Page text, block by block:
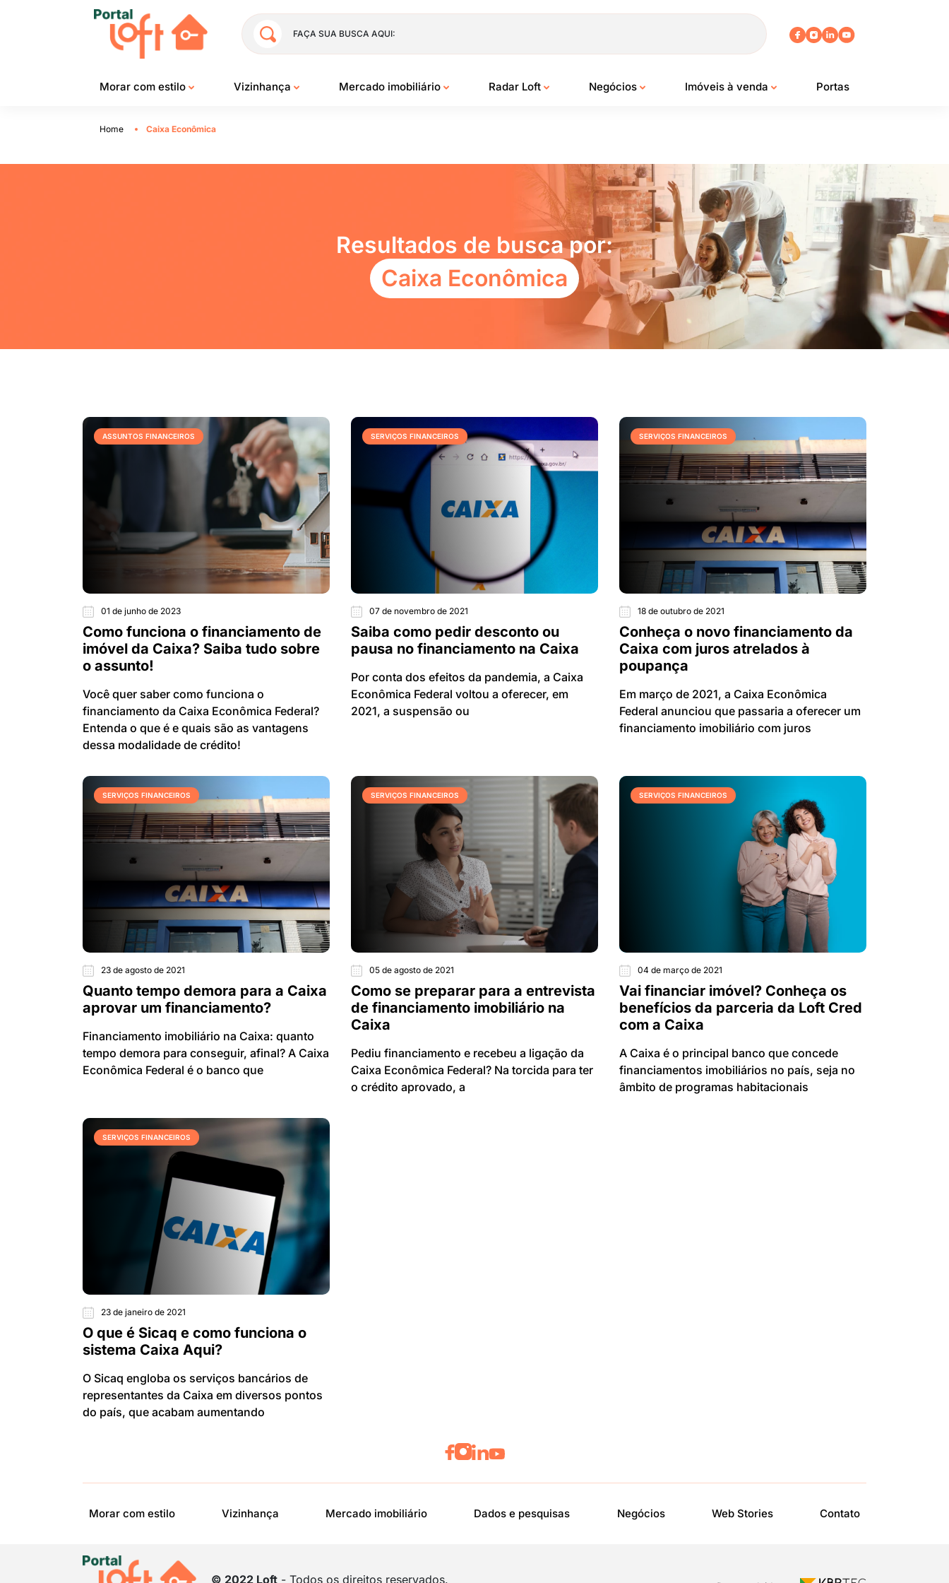
FAÇA SUA BUSCA AQUI:
Morar com estilo Vizinhança Mercado imobiliário Radar Loft Negócios Imóveis à venda Portas
Home Caixa Econômica
Resultados de busca por:
Caixa Econômica
ASSUNTOS FINANCEIROS
01 de junho de 2023
Como funciona o financiamento de
imóvel da Caixa? Saiba tudo sobre
o assunto!
Você quer saber como funciona o
financiamento da Caixa Econômica Federal?
Entenda o que é e quais são as vantagens
dessa modalidade de crédito!
SERVIÇOS FINANCEIROS
07 de novembro de 2021
Saiba como pedir desconto ou
pausa no financiamento na Caixa
Por conta dos efeitos da pandemia, a Caixa
Econômica Federal voltou a oferecer, em
2021, a suspensão ou
SERVIÇOS FINANCEIROS
18 de outubro de 2021
Conheça o novo financiamento da
Caixa com juros atrelados à
poupança
Em março de 2021, a Caixa Econômica
Federal anunciou que passaria a oferecer um
financiamento imobiliário com juros
SERVIÇOS FINANCEIROS
23 de agosto de 2021
Quanto tempo demora para a Caixa
aprovar um financiamento?
Financiamento imobiliário na Caixa: quanto
tempo demora para conseguir, afinal? A Caixa
Econômica Federal é o banco que
SERVIÇOS FINANCEIROS
05 de agosto de 2021
Como se preparar para a entrevista
de financiamento imobiliário na
Caixa
Pediu financiamento e recebeu a ligação da
Caixa Econômica Federal? Na torcida para ter
o crédito aprovado, a
SERVIÇOS FINANCEIROS
04 de março de 2021
Vai financiar imóvel? Conheça os
benefícios da parceria da Loft Cred
com a Caixa
A Caixa é o principal banco que concede
financiamentos imobiliários no país, seja no
âmbito de programas habitacionais
SERVIÇOS FINANCEIROS
23 de janeiro de 2021
O que é Sicaq e como funciona o
sistema Caixa Aqui?
O Sicaq engloba os serviços bancários de
representantes da Caixa em diversos pontos
do país, que acabam aumentando
Morar com estilo Vizinhança Mercado imobiliário Dados e pesquisas Negócios Web Stories Contato
© 2022 Loft - Todos os direitos reservados.